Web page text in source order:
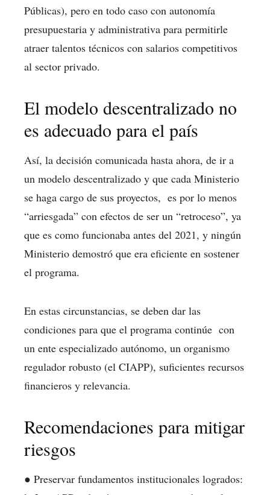
Públicas), pero en todo caso con autonomía
presupuestaria y administrativa para permitirle
atraer talentos técnicos con salarios competitivos
al sector privado.
El modelo descentralizado no
es adecuado para el país
Así, la decisión comunicada hasta ahora, de ir a
un modelo descentralizado y que cada Ministerio
se haga cargo de sus proyectos, es por lo menos
“arriesgada” con efectos de ser un “retroceso”, ya
que es como funcionaba antes del 2021, y ningún
Ministerio demostró que era eficiente en sostener
el programa.
En estas circunstancias, se deben dar las
condiciones para que el programa continúe con
un ente especializado autónomo, un organismo
regulador robusto (el CIAPP), suficientes recursos
financieros y relevancia.
Recomendaciones para mitigar
riesgos
● Preservar fundamentos institucionales logrados: